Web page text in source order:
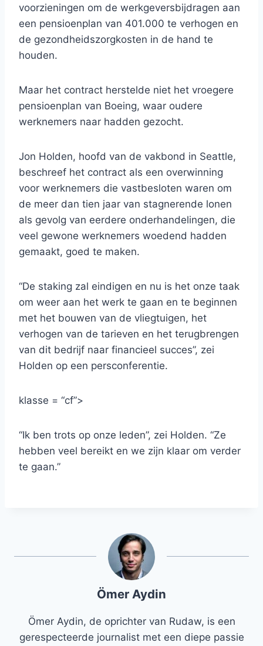
voorzieningen om de werkgeversbijdragen aan
een pensioenplan van 401.000 te verhogen en
de gezondheidszorgkosten in de hand te
houden.
Maar het contract herstelde niet het vroegere
pensioenplan van Boeing, waar oudere
werknemers naar hadden gezocht.
Jon Holden, hoofd van de vakbond in Seattle,
beschreef het contract als een overwinning
voor werknemers die vastbesloten waren om
de meer dan tien jaar van stagnerende lonen
als gevolg van eerdere onderhandelingen, die
veel gewone werknemers woedend hadden
gemaakt, goed te maken.
“De staking zal eindigen en nu is het onze taak
om weer aan het werk te gaan en te beginnen
met het bouwen van de vliegtuigen, het
verhogen van de tarieven en het terugbrengen
van dit bedrijf naar financieel succes”, zei
Holden op een persconferentie.
klasse = “cf”>
“Ik ben trots op onze leden”, zei Holden. “Ze
hebben veel bereikt en we zijn klaar om verder
te gaan.”
Ömer Aydin
Ömer Aydin, de oprichter van Rudaw, is een
gerespecteerde journalist met een diepe passie